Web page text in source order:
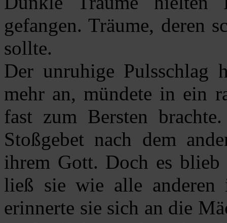
gefangen. Träume, deren
sollte.
Der unruhige
mehr an, mündete in ein
fast zum Bersten
Stoßgebet nach dem
ihrem Gott. Doch es
ließ sie wie alle
erinnerte sie sich an die